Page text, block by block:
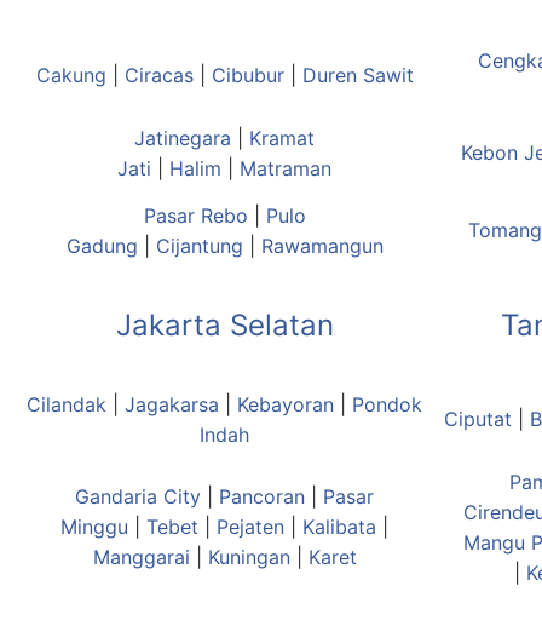
Cakung Ciracas| Cibubur| Duren Sawit
Jatinegara
Kramat
Jati
Halim Matraman
Kebon
Pasar Rebo
Pulo
Gadung
Cijantung Rawamangun
Tomang
Jakarta Selatan
Cilandak Jagakarsa Kebayoran
Pondok
Indah
Ciputat
Gandaria City Pancoran
Pasar
Minggu
Tebet Pejaten Kalibata
Manggarai
Kuningan| Karet
Mangu